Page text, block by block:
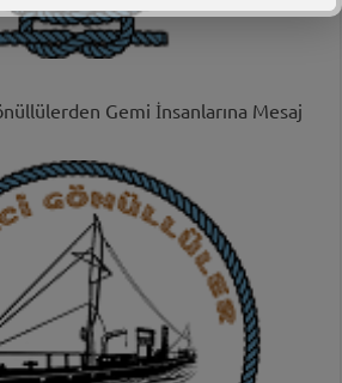
Gemi İnsanlarına Mesaj